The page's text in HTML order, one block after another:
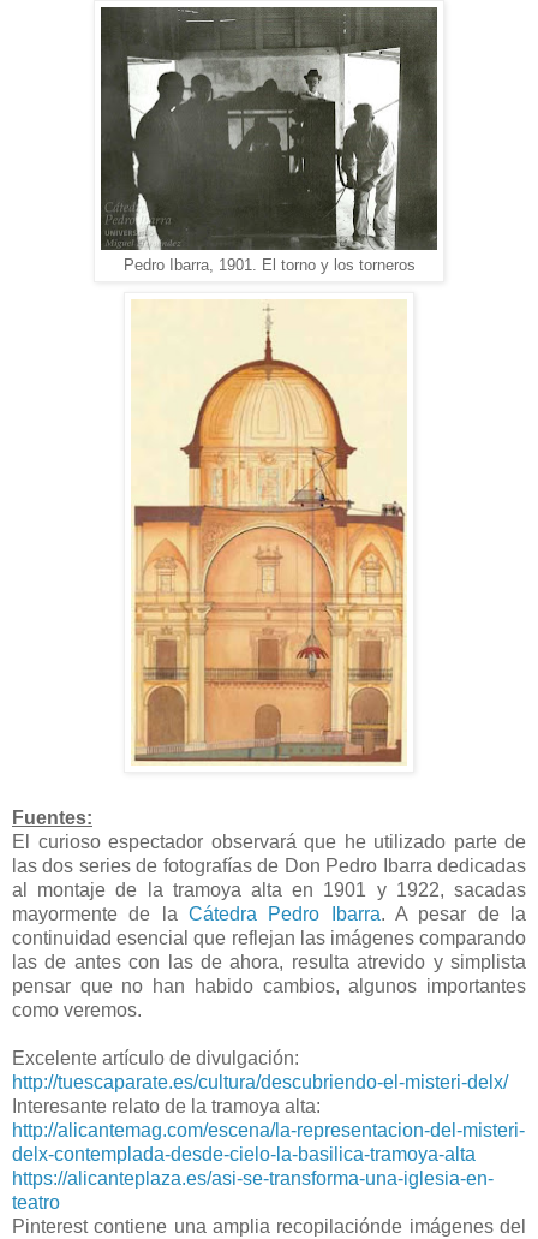
Pedro Ibarra, 1901. El torno y los torneros
Fuentes:
El curioso espectador observará que he utilizado parte de
las dos series de fotografías de Don Pedro Ibarra dedicadas
al montaje de la tramoya alta en 1901 y 1922, sacadas
mayormente de la Cátedra Pedro Ibarra. A pesar de la
continuidad esencial que reflejan las imágenes comparando
las de antes con las de ahora, resulta atrevido y simplista
pensar que no han habido cambios, algunos importantes
como veremos.
Excelente artículo de divulgación:
http://tuescaparate.es/cultura/descubriendo-el-misteri-delx/
Interesante relato de la tramoya alta:
http://alicantemag.com/escena/la-representacion-del-misteri-
delx-contemplada-desde-cielo-la-basilica-tramoya-alta
https://alicanteplaza.es/asi-se-transforma-una-iglesia-en-
teatro
Pinterest contiene una amplia recopilaciónde imágenes del